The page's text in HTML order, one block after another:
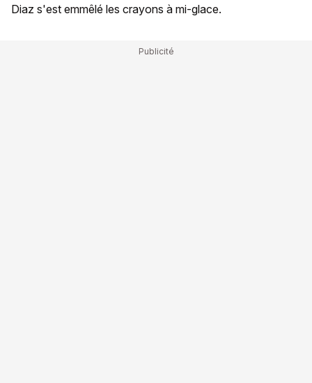
Diaz s'est emmêlé les crayons à mi-glace.